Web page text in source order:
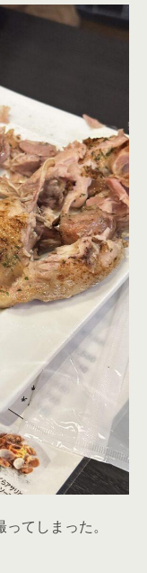
てしまった。